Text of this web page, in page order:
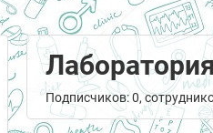
Подписчиков: 0,